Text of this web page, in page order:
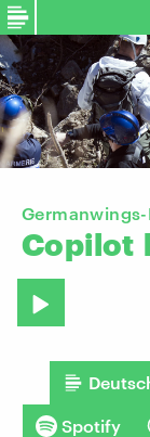
Copilot
Spotify